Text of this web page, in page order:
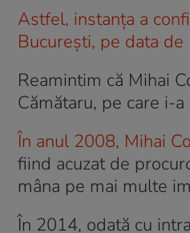
Astfel, instanța a
București, pe data
Reamintim că Mihai
Cămătaru, pe care i-
În anul 2008, Mihai
fiind acuzat de
mâna pe mai multe
În 2014, odată cu